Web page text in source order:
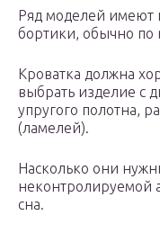
Ряд моделей имеют
бортики, обычно
Кроватка должна
выбрать изделие с
упругого полотна,
(ламелей).
Насколько они
неконтролируемой
сна.